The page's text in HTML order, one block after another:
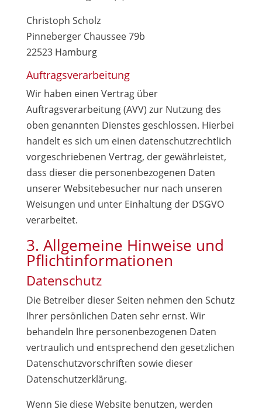
Christoph Scholz
Pinneberger Chaussee 79b
22523 Hamburg
Auftragsverarbeitung
Wir haben einen Vertrag über
Auftragsverarbeitung (AVV) zur Nutzung des
oben genannten Dienstes geschlossen. Hierbei
handelt es sich um einen datenschutzrechtlich
vorgeschriebenen Vertrag, der gewährleistet,
dass dieser die personenbezogenen Daten
unserer Websitebesucher nur nach unseren
Weisungen und unter Einhaltung der DSGVO
verarbeitet.
3. Allgemeine Hinweise und
Pflicht­informationen
Datenschutz
Die Betreiber dieser Seiten nehmen den Schutz
Ihrer persönlichen Daten sehr ernst. Wir
behandeln Ihre personenbezogenen Daten
vertraulich und entsprechend den gesetzlichen
Datenschutzvorschriften sowie dieser
Datenschutzerklärung.
Wenn Sie diese Website benutzen, werden